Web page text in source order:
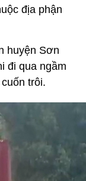
địa phận
huyện Sơn
đi qua ngầm
trôi.